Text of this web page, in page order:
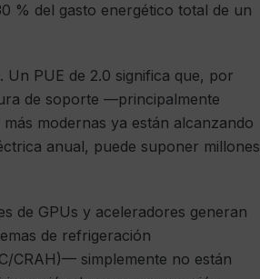
% del gasto energético total de un
Un PUE de 2.0 significa que, por
de soporte —principalmente
modernas ya están alcanzando
anual, puede suponer millones
de GPUs y aceleradores generan
de refrigeración
CRAH)— simplemente no están